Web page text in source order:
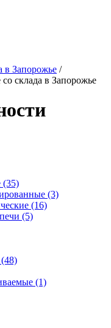
в Запорожье /
склада в Запорожье
(35)
(3)
(16)
(5)
(1)